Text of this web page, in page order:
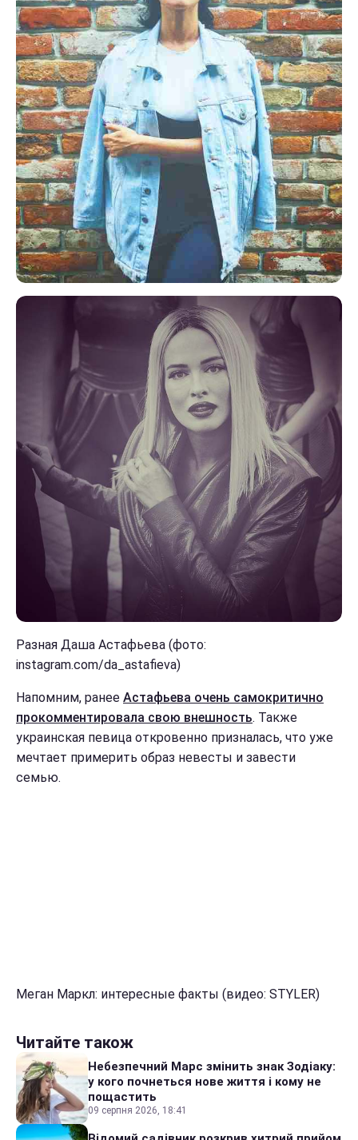
Разная Даша Астафьева (фото:
instagram.com/da_astafieva)
Напомним, ранее Астафьева очень самокритично
прокомментировала свою внешность. Также
украинская певица откровенно призналась, что уже
мечтает примерить образ невесты и завести
семью.
Меган Маркл: интересные факты (видео: STYLER)
Читайте також
Небезпечний Марс змінить знак Зодіаку:
у кого почнеться нове життя і кому не
пощастить
09 серпня 2026, 18:41